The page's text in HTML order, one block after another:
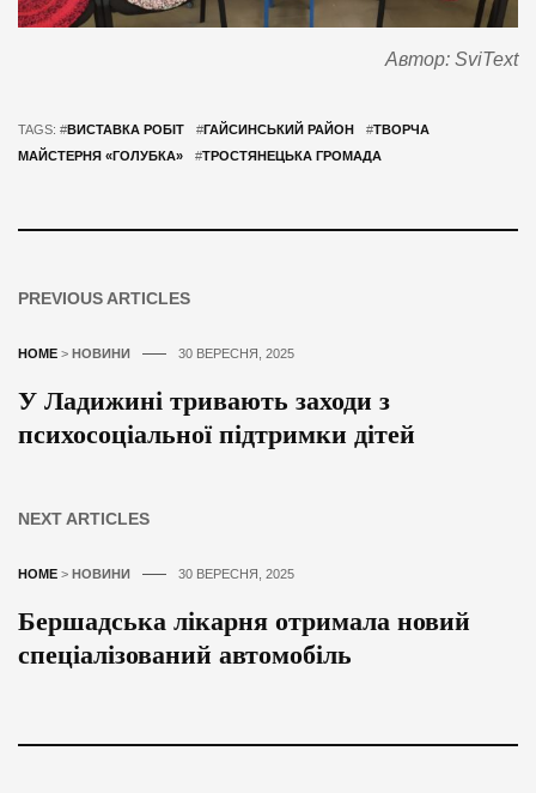
Автор: SviText
TAGS: #ВИСТАВКА РОБІТ #ГАЙСИНСЬКИЙ РАЙОН #ТВОРЧА
МАЙСТЕРНЯ «ГОЛУБКА»
#ТРОСТЯНЕЦЬКА ГРОМАДА
PREVIOUS ARTICLES
HOME > НОВИНИ 30 ВЕРЕСНЯ, 2025
У Ладижині тривають заходи з
психосоціальної підтримки дітей
NEXT ARTICLES
HOME > НОВИНИ 30 ВЕРЕСНЯ, 2025
Бершадська лікарня отримала новий
спеціалізований автомобіль